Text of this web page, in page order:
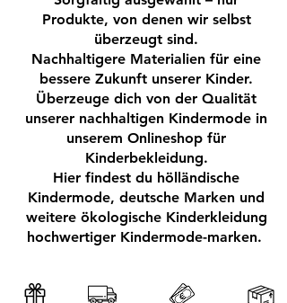
sowohl durch Qualität als auch durch
nachhaltige Produktion überzeugt.
GOTS Zertifikat: CERES-0169
BIO fair und nachhaltig produziert
Das Shirt ist aus kontrollierter Bio
Baumwolle gefertigt und durch das
GOTS-Siegel wird der hohe Standard
an ökologischen und sozialen
Kompetenzen gesichert. Überzeugen
Sie sich gerne selbst von der weichen
Shirts!
Produkte, von denen wir selbst
überzeugt sind.
Nachhaltigere Materialien für eine
bessere Zukunft unserer Kinder.
Überzeuge dich von der Qualität
unserer nachhaltigen Kindermode in
unserem Onlineshop für
Kinderbekleidung.
Hier findest du hölländische
Kindermode, deutsche Marken und
weitere ökologische Kinderkleidung
hochwertiger Kindermode-marken.